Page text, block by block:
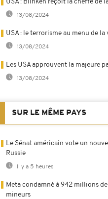
USA : Blinken reçoit la cheffe de
13/08/2024
USA : le terrorisme au menu de
13/08/2024
Les USA approuvent la majeure
13/08/2024
SUR LE MÊME PAYS
Le Sénat américain vote un
Russie
Il y a 5 heures
Meta condamné à 942 millions
mineurs